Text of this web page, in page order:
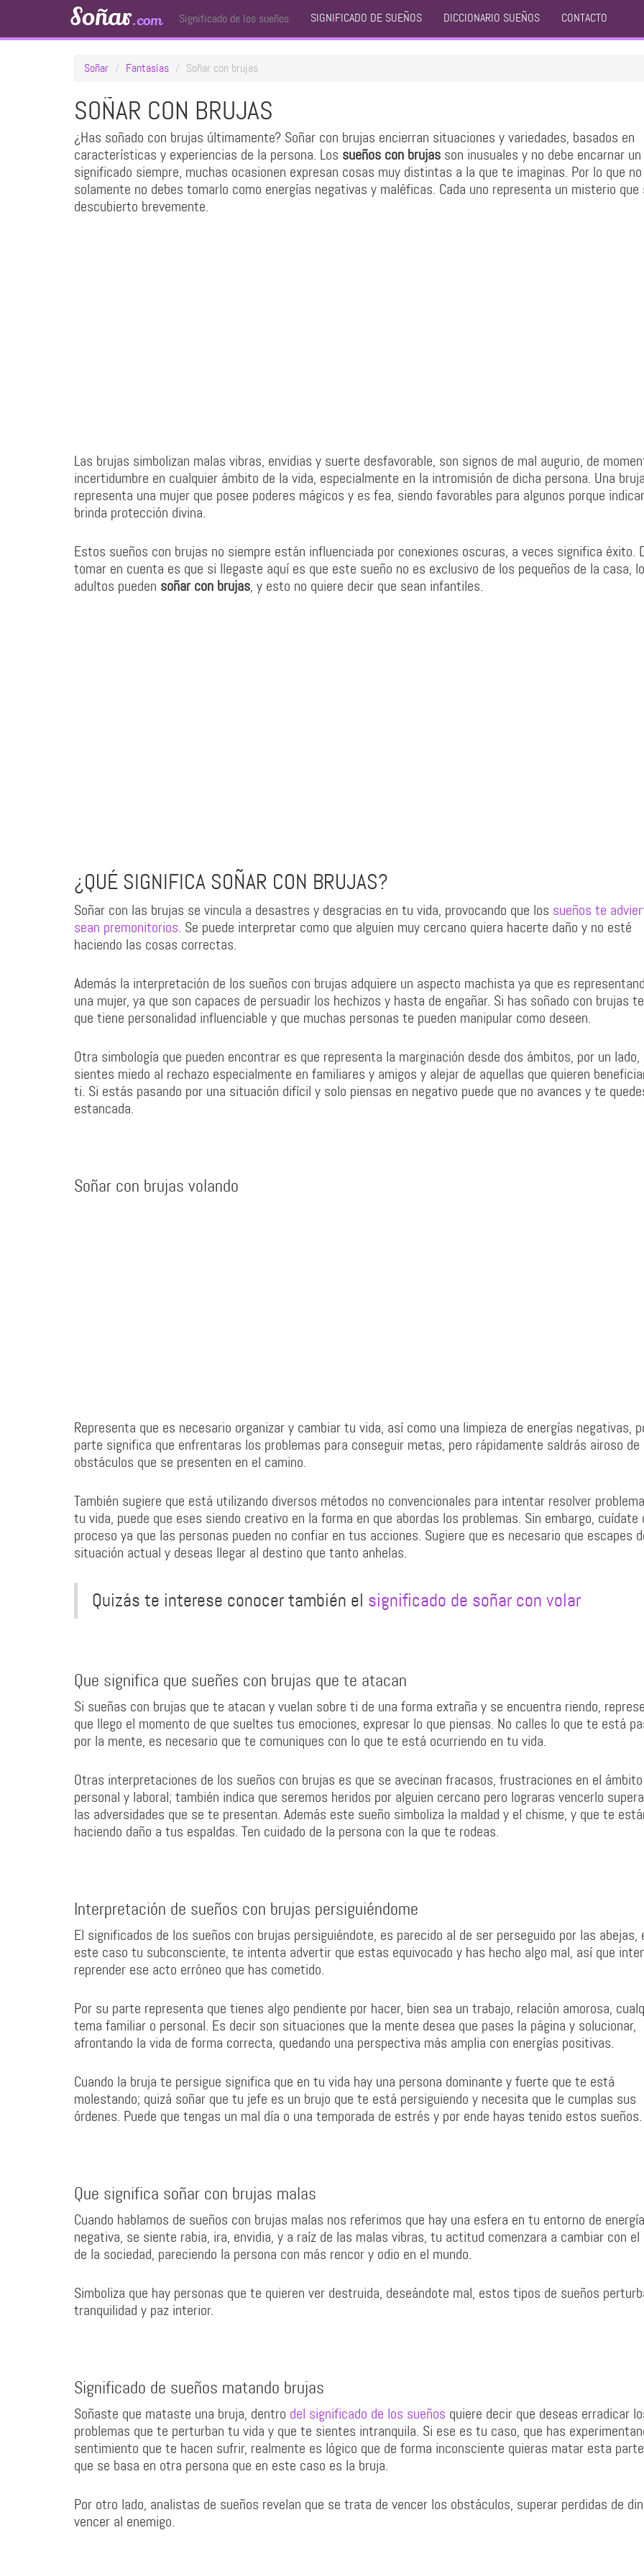
Soñar.com Significado de los sueños SIGNIFICADO DE SUEÑOS DICCIONARIO SUEÑOS CONTACTO
Soñar Fantasías Soñar con brujas
SOÑAR CON BRUJAS
¿Has soñado con brujas últimamente? Soñar con brujas encierran situaciones y variedades, basados en
características y experiencias de la persona. Los sueños con brujas son inusuales y no debe encarnar
significado siempre, muchas ocasionen expresan cosas muy distintas a la que te imaginas. Por lo que no
solamente no debes tomarlo como energías negativas y maléficas. Cada uno representa un misterio que
descubierto brevemente.
Las brujas simbolizan malas vibras, envidias y suerte desfavorable, son signos de mal augurio, de
incertidumbre en cualquier ámbito de la vida, especialmente en la intromisión de dicha persona. Una bruja
representa una mujer que posee poderes mágicos y es fea, siendo favorables para algunos porque
brinda protección divina.
Estos sueños con brujas no siempre están influenciada por conexiones oscuras, a veces significa éxito.
tomar en cuenta es que si llegaste aquí es que este sueño no es exclusivo de los pequeños de la casa,
adultos pueden soñar con brujas, y esto no quiere decir que sean infantiles.
¿QUÉ SIGNIFICA SOÑAR CON BRUJAS?
Soñar con las brujas se vincula a desastres y desgracias en tu vida, provocando que los sueños te
sean premonitorios. Se puede interpretar como que alguien muy cercano quiera hacerte daño y no esté
haciendo las cosas correctas.
Además la interpretación de los sueños con brujas adquiere un aspecto machista ya que es
una mujer, ya que son capaces de persuadir los hechizos y hasta de engañar. Si has soñado con brujas
que tiene personalidad influenciable y que muchas personas te pueden manipular como deseen.
Otra simbología que pueden encontrar es que representa la marginación desde dos ámbitos, por un lado,
sientes miedo al rechazo especialmente en familiares y amigos y alejar de aquellas que quieren
ti. Si estás pasando por una situación difícil y solo piensas en negativo puede que no avances y te
estancada.
Soñar con brujas volando
Representa que es necesario organizar y cambiar tu vida, así como una limpieza de energías negativas,
parte significa que enfrentaras los problemas para conseguir metas, pero rápidamente saldrás airoso de
obstáculos que se presenten en el camino.
También sugiere que está utilizando diversos métodos no convencionales para intentar resolver
tu vida, puede que eses siendo creativo en la forma en que abordas los problemas. Sin embargo, cuídate
proceso ya que las personas pueden no confiar en tus acciones. Sugiere que es necesario que escapes
situación actual y deseas llegar al destino que tanto anhelas.
Quizás te interese conocer también el significado de soñar con volar
Que significa que sueñes con brujas que te atacan
Si sueñas con brujas que te atacan y vuelan sobre ti de una forma extraña y se encuentra riendo,
que llego el momento de que sueltes tus emociones, expresar lo que piensas. No calles lo que te está
por la mente, es necesario que te comuniques con lo que te está ocurriendo en tu vida.
Otras interpretaciones de los sueños con brujas es que se avecinan fracasos, frustraciones en el ámbito
personal y laboral; también indica que seremos heridos por alguien cercano pero lograras vencerlo
las adversidades que se te presentan. Además este sueño simboliza la maldad y el chisme, y que te
haciendo daño a tus espaldas. Ten cuidado de la persona con la que te rodeas.
Interpretación de sueños con brujas persiguiéndome
El significados de los sueños con brujas persiguiéndote, es parecido al de ser perseguido por las abejas,
este caso tu subconsciente, te intenta advertir que estas equivocado y has hecho algo mal, así que
reprender ese acto erróneo que has cometido.
Por su parte representa que tienes algo pendiente por hacer, bien sea un trabajo, relación amorosa,
tema familiar o personal. Es decir son situaciones que la mente desea que pases la página y solucionar,
afrontando la vida de forma correcta, quedando una perspectiva más amplia con energías positivas.
Cuando la bruja te persigue significa que en tu vida hay una persona dominante y fuerte que te está
molestando; quizá soñar que tu jefe es un brujo que te está persiguiendo y necesita que le cumplas sus
órdenes. Puede que tengas un mal día o una temporada de estrés y por ende hayas tenido estos sueños.
Que significa soñar con brujas malas
Cuando hablamos de sueños con brujas malas nos referimos que hay una esfera en tu entorno de energía
negativa, se siente rabia, ira, envidia, y a raíz de las malas vibras, tu actitud comenzara a cambiar con
de la sociedad, pareciendo la persona con más rencor y odio en el mundo.
Simboliza que hay personas que te quieren ver destruida, deseándote mal, estos tipos de sueños
tranquilidad y paz interior.
Significado de sueños matando brujas
Soñaste que mataste una bruja, dentro del significado de los sueños quiere decir que deseas erradicar
problemas que te perturban tu vida y que te sientes intranquila. Si ese es tu caso, que has
sentimiento que te hacen sufrir, realmente es lógico que de forma inconsciente quieras matar esta
que se basa en otra persona que en este caso es la bruja.
Por otro lado, analistas de sueños revelan que se trata de vencer los obstáculos, superar perdidas de
vencer al enemigo.